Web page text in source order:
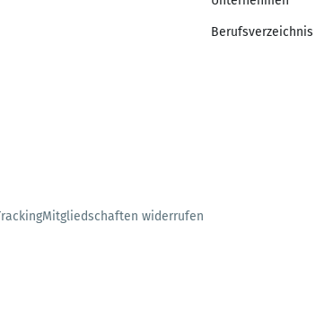
Berufsverzeichnis
Mitgliedschaften widerrufen